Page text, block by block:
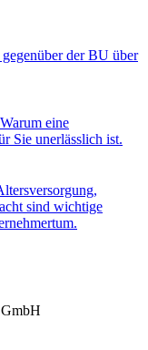
der BU über
Warum eine
Sie unerlässlich ist.
sind wichtige